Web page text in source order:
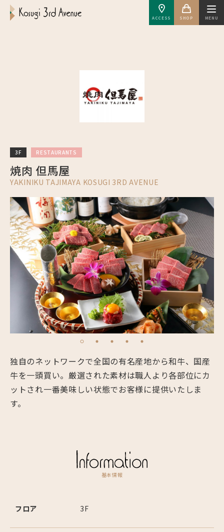
ACCESS SHOP MENU
3F RESTAURANTS
焼肉 但馬屋
YAKINIKU TAJIMAYA KOSUGI 3RD AVENUE
独自のネットワークで全国の有名産地から和牛、国産
牛を一頭買い。厳選された素材は職人より各部位にカ
ットされ一番美味しい状態でお客様に提供いたしま
す。
基本情報
フロア 3F